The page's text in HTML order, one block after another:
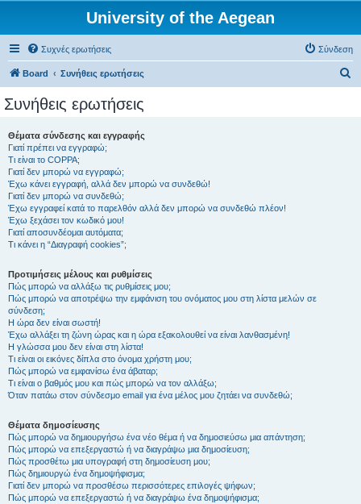
University of the Aegean
Συχνές ερωτήσεις Σύνδεση
Board Συνήθεις ερωτήσεις
Συνήθεις ερωτήσεις
Θέματα σύνδεσης και εγγραφής
Γιατί πρέπει να εγγραφώ;
Τι είναι το COPPA;
Γιατί δεν μπορώ να εγγραφώ;
Έχω κάνει εγγραφή, αλλά δεν μπορώ να συνδεθώ!
Γιατί δεν μπορώ να συνδεθώ;
Έχω εγγραφεί κατά το παρελθόν αλλά δεν μπορώ να συνδεθώ πλέον!
Έχω ξεχάσει τον κωδικό μου!
Γιατί αποσυνδέομαι αυτόματα;
Τι κάνει η “Διαγραφή cookies”;
Προτιμήσεις μέλους και ρυθμίσεις
Πώς μπορώ να αλλάξω τις ρυθμίσεις μου;
Πώς μπορώ να αποτρέψω την εμφάνιση του ονόματος μου στη λίστα μελών σε
σύνδεση;
Η ώρα δεν είναι σωστή!
Έχω αλλάξει τη ζώνη ώρας και η ώρα εξακολουθεί να είναι λανθασμένη!
Η γλώσσα μου δεν είναι στη λίστα!
Τι είναι οι εικόνες δίπλα στο όνομα χρήστη μου;
Πώς μπορώ να εμφανίσω ένα άβαταρ;
Τι είναι ο βαθμός μου και πώς μπορώ να τον αλλάξω;
Όταν πατάω στον σύνδεσμο email για ένα μέλος μου ζητάει να συνδεθώ;
Θέματα δημοσίευσης
Πώς μπορώ να δημιουργήσω ένα νέο θέμα ή να δημοσιεύσω μια απάντηση;
Πώς μπορώ να επεξεργαστώ ή να διαγράψω μια δημοσίευση;
Πώς προσθέτω μια υπογραφή στη δημοσίευση μου;
Πώς δημιουργώ ένα δημοψήφισμα;
Γιατί δεν μπορώ να προσθέσω περισσότερες επιλογές ψήφων;
Πώς μπορώ να επεξεργαστώ ή να διαγράψω ένα δημοψήφισμα;